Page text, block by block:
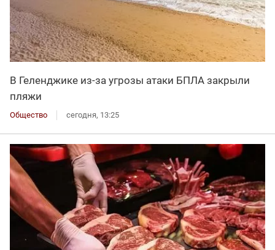
В Геленджике из-за угрозы атаки БПЛА закрыли
пляжи
Общество сегодня, 13:25